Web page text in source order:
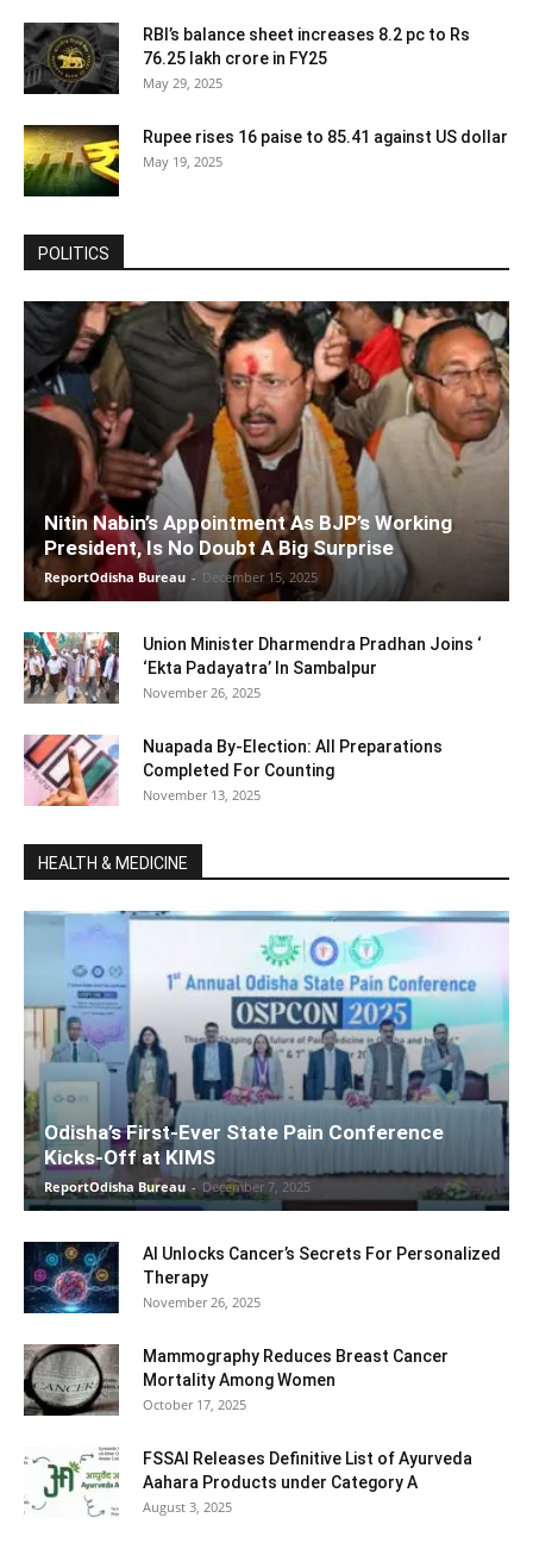
RBI’s balance sheet increases 8.2 pc to Rs
76.25 lakh crore in FY25
May 29, 2025
Rupee rises 16 paise to 85.41 against US dollar
May 19, 2025
POLITICS
Nitin Nabin’s Appointment As BJP’s Working
President, Is No Doubt A Big Surprise
ReportOdisha Bureau - December 15, 2025
Union Minister Dharmendra Pradhan Joins ‘
‘Ekta Padayatra’ In Sambalpur
November 26, 2025
Nuapada By-Election: All Preparations
Completed For Counting
November 13, 2025
HEALTH & MEDICINE
Odisha’s First-Ever State Pain Conference
Kicks-Off at KIMS
ReportOdisha Bureau - December 7, 2025
AI Unlocks Cancer’s Secrets For Personalized
Therapy
November 26, 2025
Mammography Reduces Breast Cancer
Mortality Among Women
October 17, 2025
FSSAI Releases Definitive List of Ayurveda
Aahara Products under Category A
August 3, 2025